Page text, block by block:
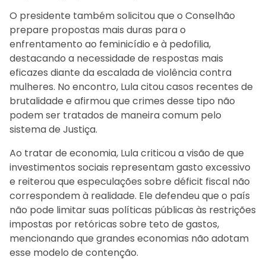
O presidente também solicitou que o Conselhão
prepare propostas mais duras para o
enfrentamento ao feminicídio e à pedofilia,
destacando a necessidade de respostas mais
eficazes diante da escalada de violência contra
mulheres. No encontro, Lula citou casos recentes de
brutalidade e afirmou que crimes desse tipo não
podem ser tratados de maneira comum pelo
sistema de Justiça.
Ao tratar de economia, Lula criticou a visão de que
investimentos sociais representam gasto excessivo
e reiterou que especulações sobre déficit fiscal não
correspondem à realidade. Ele defendeu que o país
não pode limitar suas políticas públicas às restrições
impostas por retóricas sobre teto de gastos,
mencionando que grandes economias não adotam
esse modelo de contenção.